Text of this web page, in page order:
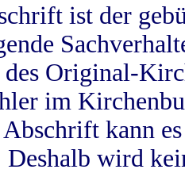
ist der
Original-
im
kann
Deshalb wird